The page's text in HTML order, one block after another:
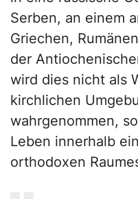
Serben, an einem
Griechen,
der
wird dies nicht als
kirchlichen
wahrgenommen,
Leben innerhalb
orthodoxen